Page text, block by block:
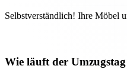
Selbstverständlich! Ihre Möbel
Wie läuft der